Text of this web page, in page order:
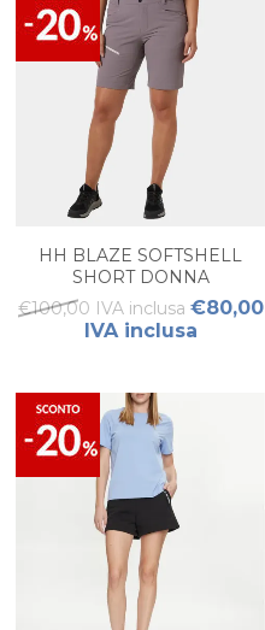
HH BLAZE SOFTSHELL
SHORT DONNA
€100,00 IVA inclusa €80,00
IVA inclusa